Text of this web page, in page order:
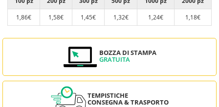
1,86€
1,58€ 1,45€ 1,32€ 1,24€ 1,18€
BOZZA DI STAMPA
GRATUITA
TEMPISTICHE
CONSEGNA & TRASPORTO